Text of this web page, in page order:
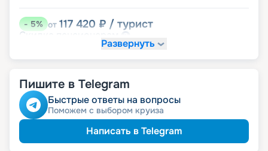
-5% от 117 420 ₽ / турист
Скидка
именинникамРазвернуть
Пишите в Telegram
Быстрые ответы на вопросы
Поможем с выбором круиза
Написать в Telegram